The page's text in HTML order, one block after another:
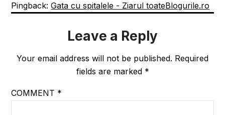
Pingback:Gata cu spitalele - Ziarul toateBlogurile.ro
Leave a Reply
Your email address will not be published. Required
fields are marked *
COMMENT *